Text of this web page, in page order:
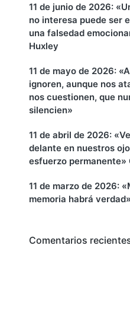
11 de junio de 2026:
no interesa puede ser
una falsedad
Huxley
11 de mayo de 2026:
ignoren, aunque nos
nos cuestionen, que
silencien»
11 de abril de 2026:
delante en nuestros
esfuerzo permanente»
11 de marzo de 2026:
memoria habrá verdad»
Comentarios